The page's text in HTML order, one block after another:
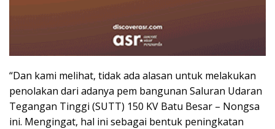
“Dan kami melihat, tidak ada alasan untuk melakukan
penolakan dari adanya pem bangunan Saluran Udaran
Tegangan Tinggi (SUTT) 150 KV Batu Besar – Nongsa
ini. Mengingat, hal ini sebagai bentuk peningkatan